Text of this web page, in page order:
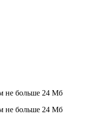
не больше 24 Мб
не больше 24 Мб